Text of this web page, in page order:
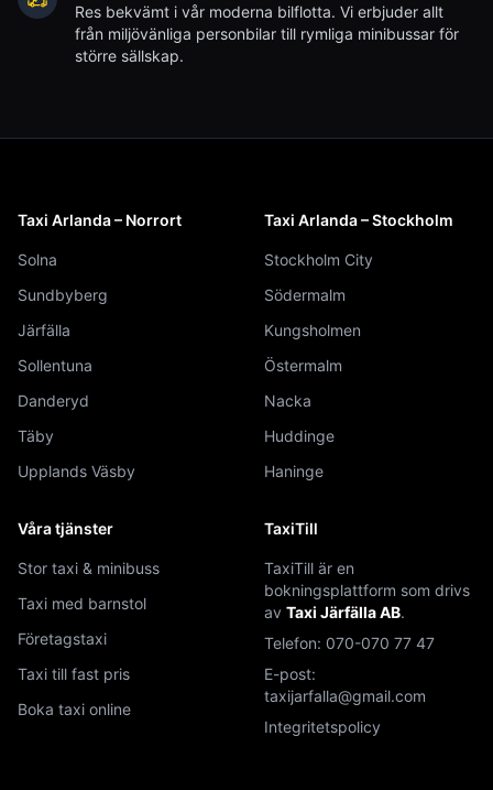
Res bekvämt i vår moderna bilflotta. Vi erbjuder allt
från miljövänliga personbilar till rymliga minibussar för
större sällskap.
Taxi Arlanda – Norrort
Solna
Sundbyberg
Järfälla
Sollentuna
Danderyd
Täby
Upplands Väsby
Taxi Arlanda – Stockholm
Stockholm City
Södermalm
Kungsholmen
Östermalm
Nacka
Huddinge
Haninge
Våra tjänster
Stor taxi & minibuss
Taxi med barnstol
Företagstaxi
Taxi till fast pris
Boka taxi online
TaxiTill
TaxiTill är en
bokningsplattform som drivs
av Taxi Järfälla AB.
Telefon: 070-070 77 47
E-post:
taxijarfalla@gmail.com
Integritetspolicy